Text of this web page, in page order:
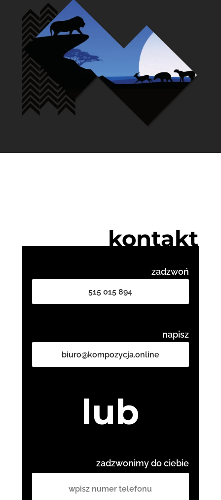
kontakt
zadzwoń
515 015 894
napisz
biuro@kompozycja.online
lub
zadzwonimy do ciebie